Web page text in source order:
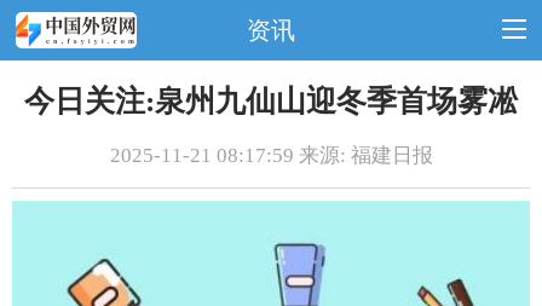
资讯
今日关注:泉州九仙山迎冬季首场雾凇
2025-11-21 08:17:59 来源: 福建日报